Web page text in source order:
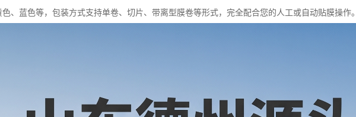
色、蓝色等，包装方式支持单卷、切片、带离型膜卷等形式，完全配合您的人工或自动贴膜操作。